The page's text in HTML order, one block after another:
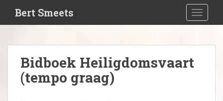
i
Bert Smeets
Bidboek Heiligdomsvaart
(tempo graag)